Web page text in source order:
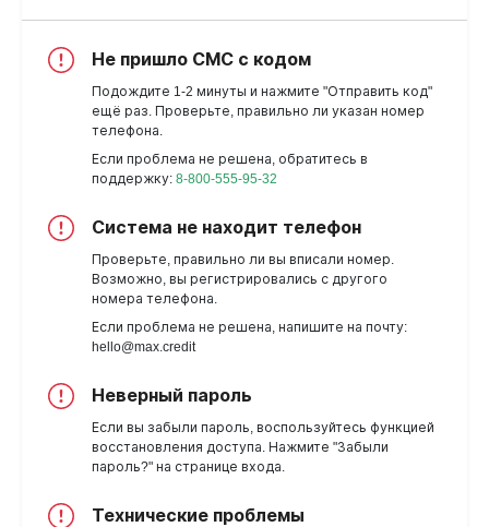
Не пришло СМС с кодом
Подождите 1-2 минуты и нажмите "Отправить код"
ещё раз. Проверьте, правильно ли указан номер
телефона.
Если проблема не решена, обратитесь в
поддержку: 8-800-555-95-32
Система не находит телефон
Проверьте, правильно ли вы вписали номер.
Возможно, вы регистрировались с другого
номера телефона.
Если проблема не решена, напишите на почту:
hello@max.credit
Неверный пароль
Если вы забыли пароль, воспользуйтесь функцией
восстановления доступа. Нажмите "Забыли
пароль?" на странице входа.
Технические проблемы